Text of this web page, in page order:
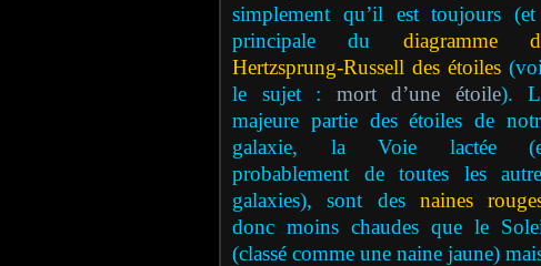
simplement qu’il est toujours
principale du diagramme
Hertzsprung-Russell des étoiles
le sujet : mort d’une étoile).
majeure partie des étoiles de
galaxie, la Voie lactée
probablement de toutes les
galaxies), sont des naines
donc moins chaudes que le
(classé comme une naine jaune)